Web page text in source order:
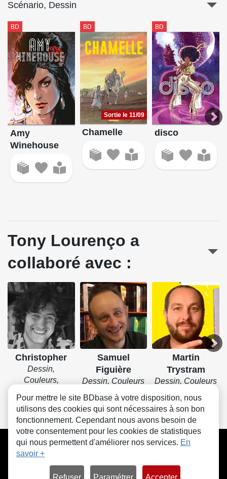
Scénario, Dessin
BD
Amy
Winehouse
BD
Sortie le 11/09
Chamelle
BD
disco
Tony Lourenço a
collaboré avec :
Christopher
Dessin,
Couleurs,
Samuel
Figuière
Dessin, Couleurs
Martin
Trystram
Dessin, Couleurs
CGU FAQ Contact Cookies
Pour mettre le site BDbase à votre disposition, nous
utilisons des cookies qui sont nécessaires à son bon
fonctionnement. Cependant nous avons besoin de
votre consentement pour les cookies de statistiques
qui nous permettent d'améliorer nos services. En
savoir +
Refuser Paramétrer Accepter